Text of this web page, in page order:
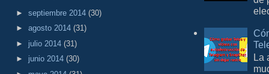
► septiembre 2014 (30)
► agosto 2014 (31)
► julio 2014 (31)
► junio 2014 (30)
La